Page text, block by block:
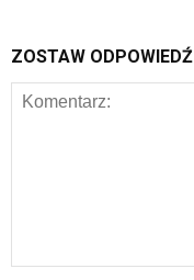
ZOSTAW ODPOWIEDŹ